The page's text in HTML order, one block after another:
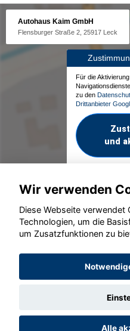
Autohaus Kaim GmbH
Flensburger Straße 2, 25917 Leck
Für die
zu den
Drittanbieter
und
©
Wir verwenden
Diese Webseite verwendet
Technologien, um die
um Zusatzfunktionen zu
Alle